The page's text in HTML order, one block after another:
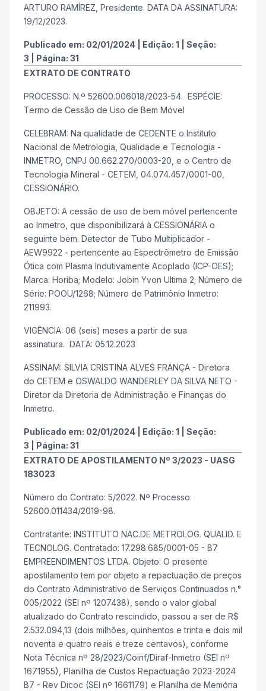
ARTURO RAMÍREZ, Presidente. DATA DA ASSINATURA:
19/12/2023.
Publicado em: 02/01/2024 Edição: 1
Seção:
3
Página: 31
EXTRATO DE CONTRATO
PROCESSO: N.º 52600.006018/2023-54. ESPÉCIE:
Termo de Cessão de Uso de Bem Móvel
CELEBRAM: Na qualidade de CEDENTE o Instituto
Nacional de Metrologia, Qualidade e Tecnologia -
INMETRO, CNPJ 00.662.270/0003-20, e o Centro de
Tecnologia Mineral - CETEM, 04.074.457/0001-00,
CESSIONÁRIO.
OBJETO: A cessão de uso de bem móvel pertencente
ao Inmetro, que disponibilizará à CESSIONÁRIA o
seguinte bem: Detector de Tubo Multiplicador -
AEW9922 - pertencente ao Espectrômetro de Emissão
Ótica com Plasma Indutivamente Acoplado (ICP-OES);
Marca: Horiba; Modelo: Jobin Yvon Ultima 2; Número de
Série: POOU/1268; Número de Patrimônio Inmetro:
211993.
VIGÊNCIA: 06 (seis) meses a partir de sua
assinatura. DATA: 05.12.2023
ASSINAM: SILVIA CRISTINA ALVES FRANÇA - Diretora
do CETEM e OSWALDO WANDERLEY DA SILVA NETO -
Diretor da Diretoria de Administração e Finanças do
Inmetro.
Publicado em: 02/01/2024 Edição: 1
Seção:
3
Página: 31
EXTRATO DE APOSTILAMENTO Nº 3/2023 - UASG
183023
Número do Contrato: 5/2022. Nº Processo:
52600.011434/2019-98.
Contratante: INSTITUTO NAC.DE METROLOG. QUALID. E
TECNOLOG. Contratado: 17.298.685/0001-05 - B7
EMPREENDIMENTOS LTDA. Objeto: O presente
apostilamento tem por objeto a repactuação de preços
do Contrato Administrativo de Serviços Continuados n.°
005/2022 (SEI nº 1207438), sendo o valor global
atualizado do Contrato rescindido, passou a ser de R$
2.532.094,13 (dois milhões, quinhentos e trinta e dois mil
noventa e quatro reais e treze centavos), conforme
Nota Técnica nº 28/2023/Coinf/Diraf-Inmetro (SEI nº
1671955), Planilha de Custos Repactuação 2023-2024
B7 - Rev Dicoc (SEI nº 1661179) e Planilha de Memória